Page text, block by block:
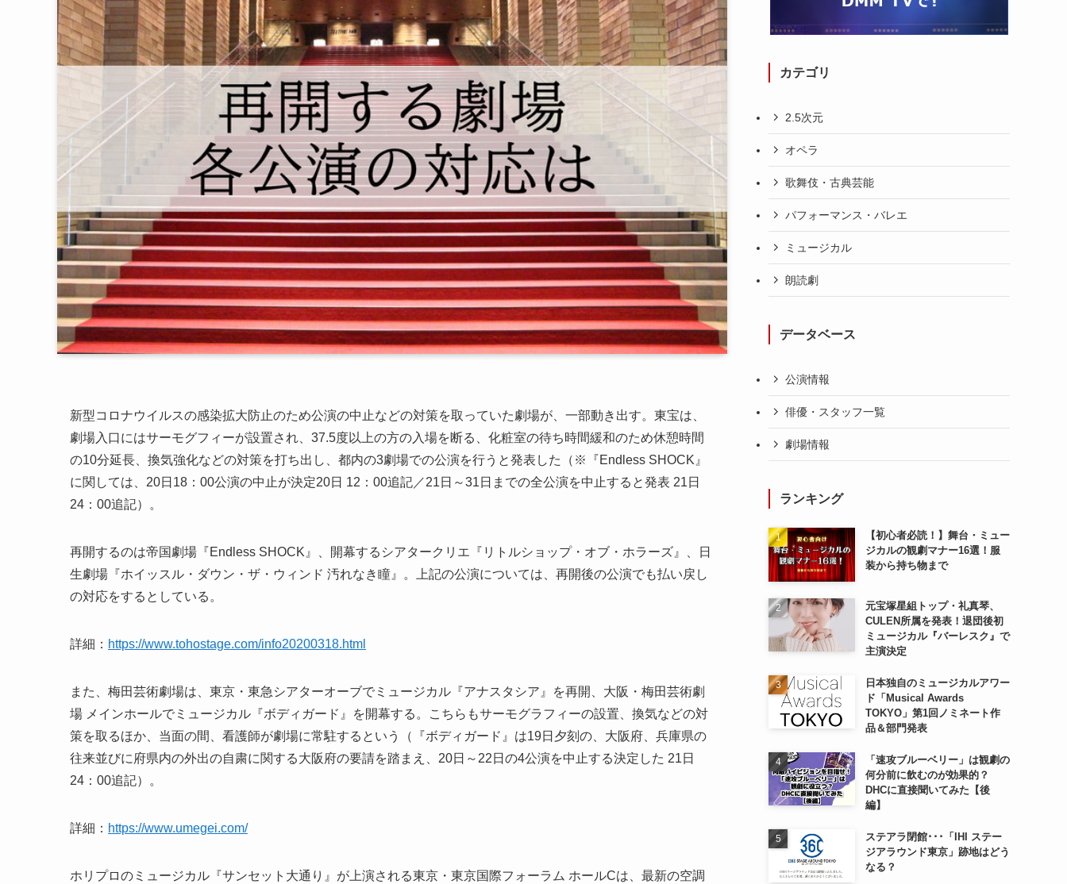
新型コロナウイルスの感染拡大防止のため公演の中止などの対策を取っていた劇場が、一部動き出す。東宝は、
劇場入口にはサーモグフィーが設置され、37.5度以上の方の入場を断る、化粧室の待ち時間緩和のため休憩時間
の10分延長、換気強化などの対策を打ち出し、都内の3劇場での公演を行うと発表した（※『Endless SHOCK』
に関しては、20日18：00公演の中止が決定20日 12：00追記／21日～31日までの全公演を中止すると発表 21日
24：00追記）。
再開するのは帝国劇場『Endless SHOCK』、開幕するシアタークリエ『リトルショップ・オブ・ホラーズ』、日
生劇場『ホイッスル・ダウン・ザ・ウィンド 汚れなき瞳』。上記の公演については、再開後の公演でも払い戻し
の対応をするとしている。
詳細： https://www.tohostage.com/info20200318.html
また、梅田芸術劇場は、東京・東急シアターオーブでミュージカル『アナスタシア』を再開、大阪・梅田芸術劇
場 メインホールでミュージカル『ボディガード』を開幕する。こちらもサーモグラフィーの設置、換気などの対
策を取るほか、当面の間、看護師が劇場に常駐するという（『ボディガード』は19日夕刻の、大阪府、兵庫県の
往来並びに府県内の外出の自粛に関する大阪府の要請を踏まえ、20日～22日の4公演を中止する決定した 21日
24：00追記）。
詳細： https://www.umegei.com/
ホリプロのミュージカル『サンセット大通り』が上演される東京・東京国際フォーラム ホールCは、最新の空調
カテゴリ
2.5次元
オペラ
歌舞伎・古典芸能
パフォーマンス・バレエ
ミュージカル
朗読劇
データベース
公演情報
俳優・スタッフ一覧
劇場情報
ランキング
【初心者必読！】舞台・ミュー
ジカルの観劇マナー16選！服
装から持ち物まで
元宝塚星組トップ・礼真琴、
CULEN所属を発表！退団後初
ミュージカル『バーレスク』で
主演決定
日本独自のミュージカルアワー
ド「Musical Awards
TOKYO」第1回ノミネート作
品＆部門発表
「速攻ブルーベリー」は観劇の
何分前に飲むのが効果的？
DHCに直接聞いてみた【後
編】
ステアラ閉館･･･「IHI ステー
ジアラウンド東京」跡地はどう
なる？